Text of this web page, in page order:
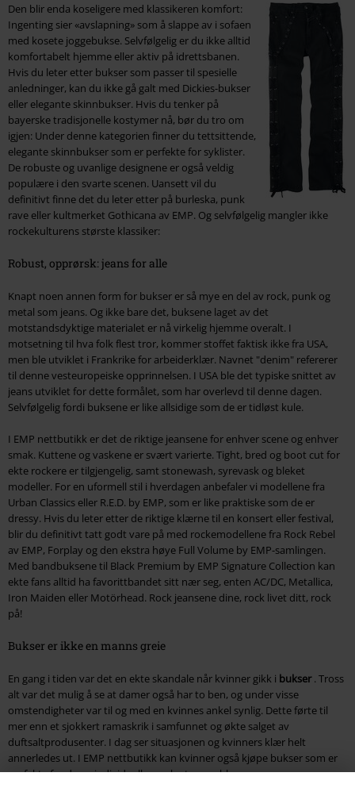
Den blir enda koseligere med klassikeren komfort:
Ingenting sier «avslapning» som å slappe av i sofaen
med kosete joggebukse. Selvfølgelig er du ikke alltid
komfortabelt hjemme eller aktiv på idrettsbanen.
Hvis du leter etter bukser som passer til spesielle
anledninger, kan du ikke gå galt med Dickies-bukser
eller elegante skinnbukser. Hvis du tenker på
bayerske tradisjonelle kostymer nå, bør du tro om
igjen: Under denne kategorien finner du tettsittende,
elegante skinnbukser som er perfekte for syklister.
De robuste og uvanlige designene er også veldig
populære i den svarte scenen. Uansett vil du
definitivt finne det du leter etter på burleska, punk
rave eller kultmerket Gothicana av EMP. Og selvfølgelig mangler ikke
rockekulturens største klassiker:
Robust, opprørsk: jeans for alle
Knapt noen annen form for bukser er så mye en del av rock, punk og
metal som jeans. Og ikke bare det, buksene laget av det
motstandsdyktige materialet er nå virkelig hjemme overalt. I
motsetning til hva folk flest tror, kommer stoffet faktisk ikke fra USA,
men ble utviklet i Frankrike for arbeiderklær. Navnet "denim" refererer
til denne vesteuropeiske opprinnelsen. I USA ble det typiske snittet av
jeans utviklet for dette formålet, som har overlevd til denne dagen.
Selvfølgelig fordi buksene er like allsidige som de er tidløst kule.
I EMP nettbutikk er det de riktige jeansene for enhver scene og enhver
smak. Kuttene og vaskene er svært varierte. Tight, bred og boot cut for
ekte rockere er tilgjengelig, samt stonewash, syrevask og bleket
modeller. For en uformell stil i hverdagen anbefaler vi modellene fra
Urban Classics eller R.E.D. by EMP, som er like praktiske som de er
dressy. Hvis du leter etter de riktige klærne til en konsert eller festival,
blir du definitivt tatt godt vare på med rockemodellene fra Rock Rebel
av EMP, Forplay og den ekstra høye Full Volume by EMP-samlingen.
Med bandbuksene til Black Premium by EMP Signature Collection kan
ekte fans alltid ha favorittbandet sitt nær seg, enten AC/DC, Metallica,
Iron Maiden eller Motörhead. Rock jeansene dine, rock livet ditt, rock
på!
Bukser er ikke en manns greie
En gang i tiden var det en ekte skandale når kvinner gikk i bukser. Tross
alt var det mulig å se at damer også har to ben, og under visse
omstendigheter var til og med en kvinnes ankel synlig. Dette førte til
mer enn et sjokkert ramaskrik i samfunnet og økte salget av
duftsaltprodusenter. I dag ser situasjonen og kvinners klær helt
annerledes ut. I EMP nettbutikk kan kvinner også kjøpe bukser som er
perfekte for deres individuelle smak uten problemer.